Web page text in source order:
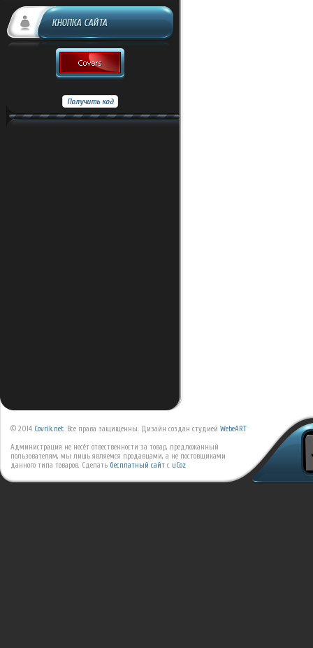
КНОПКА САЙТА
© 2014 Covrik.net. Все права защищенны. Дизайн создан студией WebeART
Администрация не несёт отвественности за товар, предложанный
пользователям, мы лишь являемся продавцами, а не постовщиками
данного типа товаров. Сделать бесплатный сайт с uCoz